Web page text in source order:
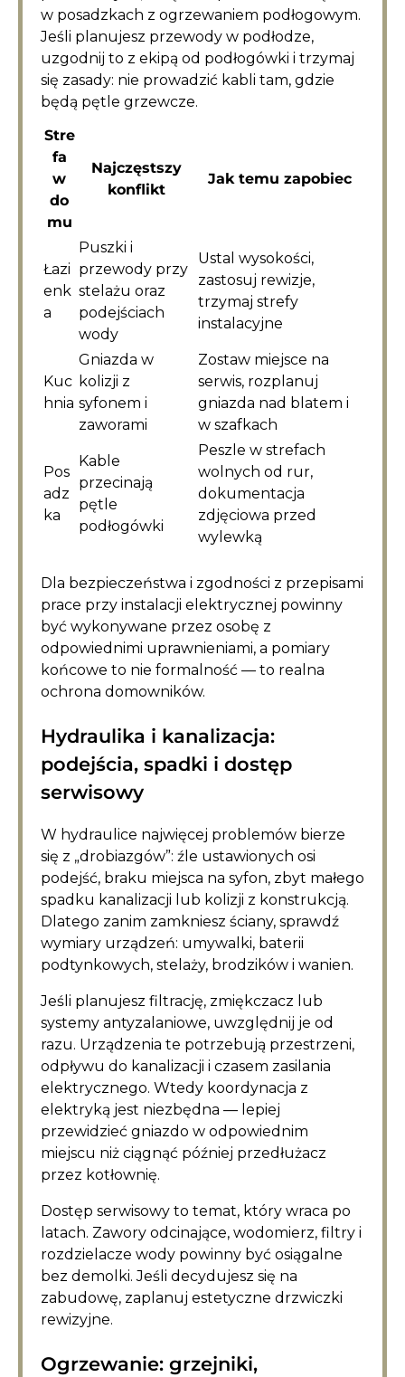
w posadzkach z ogrzewaniem podłogowym.
Jeśli planujesz przewody w podłodze,
uzgodnij to z ekipą od podłogówki i trzymaj
się zasady: nie prowadzić kabli tam, gdzie
będą pętle grzewcze.
Stre
fa
w
do
mu
Najczęstszy
konflikt
Jak temu zapobiec
Łazi
enk
a
Puszki i
przewody przy
stelażu oraz
podejściach
wody
Ustal wysokości,
zastosuj rewizje,
trzymaj strefy
instalacyjne
Kuc
hnia
Gniazda w
kolizji z
syfonem i
zaworami
Zostaw miejsce na
serwis, rozplanuj
gniazda nad blatem i
w szafkach
Pos
adz
ka
Kable
przecinają
pętle
podłogówki
Peszle w strefach
wolnych od rur,
dokumentacja
zdjęciowa przed
wylewką
Dla bezpieczeństwa i zgodności z przepisami
prace przy instalacji elektrycznej powinny
być wykonywane przez osobę z
odpowiednimi uprawnieniami, a pomiary
końcowe to nie formalność — to realna
ochrona domowników.
Hydraulika i kanalizacja:
podejścia, spadki i dostęp
serwisowy
W hydraulice najwięcej problemów bierze
się z „drobiazgów”: źle ustawionych osi
podejść, braku miejsca na syfon, zbyt małego
spadku kanalizacji lub kolizji z konstrukcją.
Dlatego zanim zamkniesz ściany, sprawdź
wymiary urządzeń: umywalki, baterii
podtynkowych, stelaży, brodzików i wanien.
Jeśli planujesz filtrację, zmiękczacz lub
systemy antyzalaniowe, uwzględnij je od
razu. Urządzenia te potrzebują przestrzeni,
odpływu do kanalizacji i czasem zasilania
elektrycznego. Wtedy koordynacja z
elektryką jest niezbędna — lepiej
przewidzieć gniazdo w odpowiednim
miejscu niż ciągnąć później przedłużacz
przez kotłownię.
Dostęp serwisowy to temat, który wraca po
latach. Zawory odcinające, wodomierz, filtry i
rozdzielacze wody powinny być osiągalne
bez demolki. Jeśli decydujesz się na
zabudowę, zaplanuj estetyczne drzwiczki
rewizyjne.
Ogrzewanie: grzejniki,